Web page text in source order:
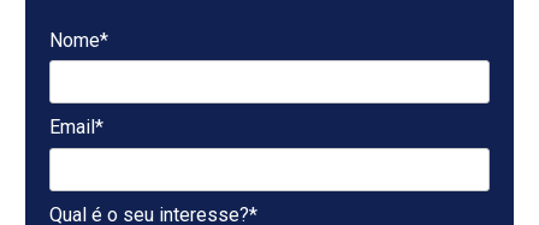
Nome*
Email*
Qual é o seu interesse?*